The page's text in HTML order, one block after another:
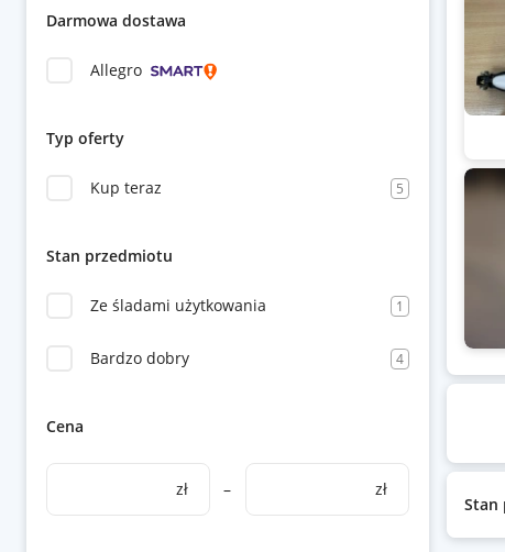
Darmowa dostawa
Allegro
Typ oferty
Kup teraz 5
Stan przedmiotu
Ze śladami użytkowania 1
Bardzo dobry 4
Cena
zł – zł
Stan